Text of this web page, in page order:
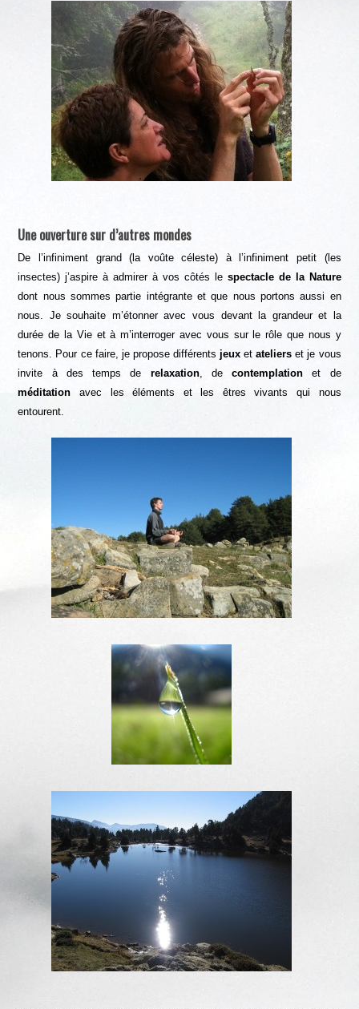
Une ouverture sur d’autres mondes
De l’infiniment grand (la voûte céleste) à l’infiniment petit (les
insectes) j’aspire à admirer à vos côtés le spectacle de la Nature
dont nous sommes partie intégrante et que nous portons aussi en
nous. Je souhaite m’étonner avec vous devant la grandeur et la
durée de la Vie et à m’interroger avec vous sur le rôle que nous y
tenons. Pour ce faire, je propose différents jeux etateliers et je vous
invite à des temps de relaxation, decontemplation et de
méditation avec les éléments et les êtres vivants qui nous
entourent.